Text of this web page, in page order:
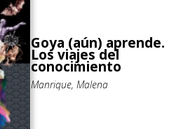
Goya (aún) aprende.
Los viajes del
conocimiento
Manrique, Malena